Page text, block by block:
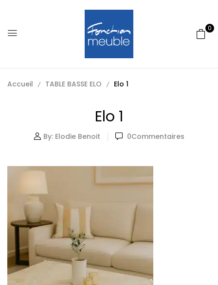
0
Accueil TABLE BASSE ELO Elo 1
Elo 1
By: Elodie Benoit 0Commentaires